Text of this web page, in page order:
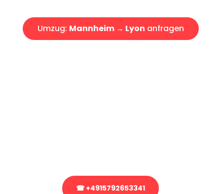
Umzug: Mannheim → Lyon anfragen
☎ +4915792653341